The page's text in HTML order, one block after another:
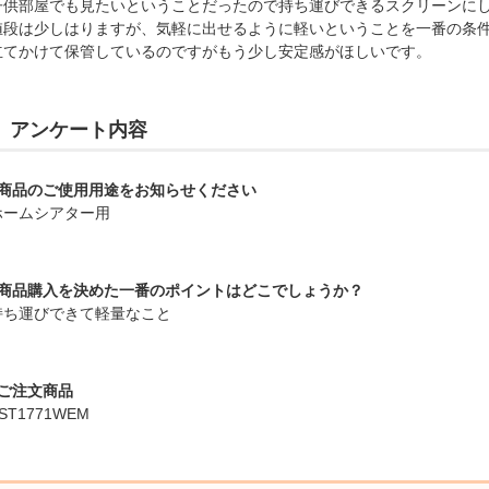
供部屋でも見たいということだったので持ち運びできるスクリーンにし
段は少しはりますが、気軽に出せるように軽いということを一番の条
てかけて保管しているのですがもう少し安定感がほしいです。
アンケート内容
品のご使用用途をお知らせください
ームシアター用
品購入を決めた一番のポイントはどこでしょうか？
ち運びできて軽量なこと
注文商品